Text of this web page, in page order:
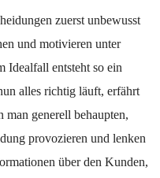
zuerst unbewusst
und motivieren unter
Idealfall entsteht so ein
alles richtig läuft, erfährt
generell behaupten,
provozieren und lenken
über den Kunden,